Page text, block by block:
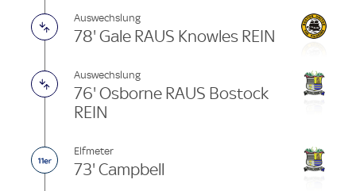
Auswechslung
78' Gale RAUS Knowles REIN
Auswechslung
76' Osborne RAUS Bostock
REIN
Elfmeter
73' Campbell